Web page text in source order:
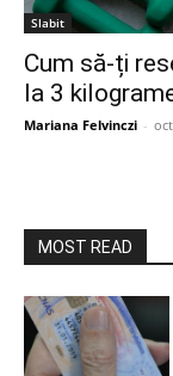
Slabit
Cum să-ți
la 3
Mariana Felvinczi -
MOST READ